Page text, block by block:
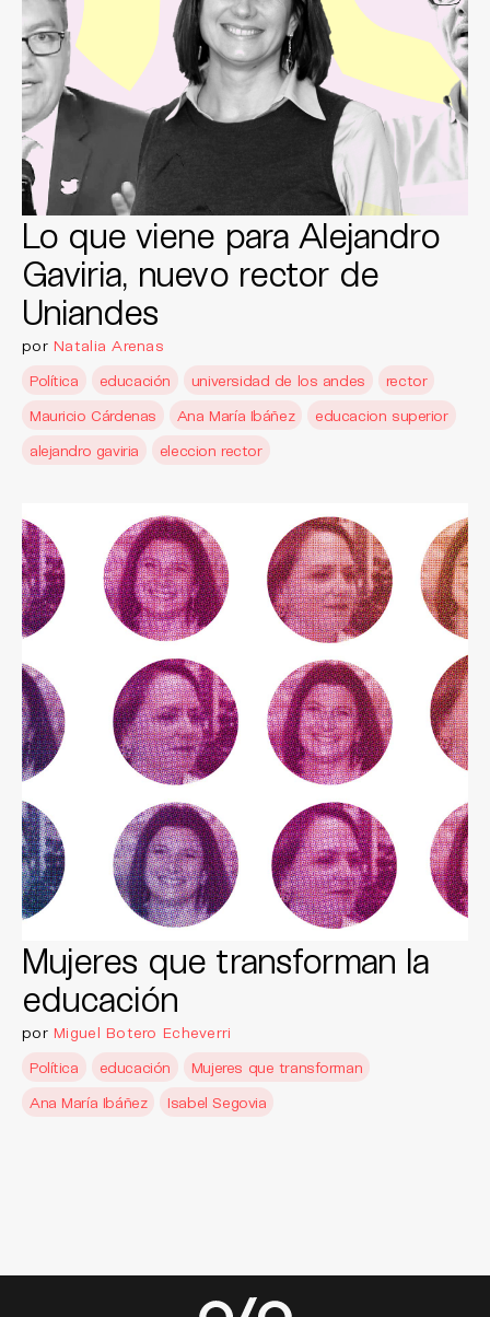
Lo que viene para Alejandro
Gaviria, nuevo rector de
Uniandes
por Natalia Arenas
Política
educación universidad de los andes
rector
Mauricio Cárdenas
Ana María Ibáñez
educacion superior
alejandro gaviria
eleccion rector
Mujeres que transforman la
educación
por Miguel Botero Echeverri
Política
educación
Mujeres que transforman
Ana María Ibáñez
Isabel Segovia